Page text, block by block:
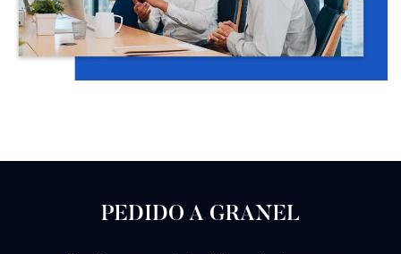
PEDIDO A GRANEL